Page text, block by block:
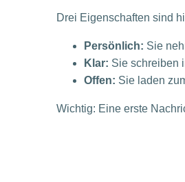
Drei Eigenschaften sind
Persönlich: Sie
Klar: Sie schreiben
Offen: Sie laden
Wichtig: Eine erste